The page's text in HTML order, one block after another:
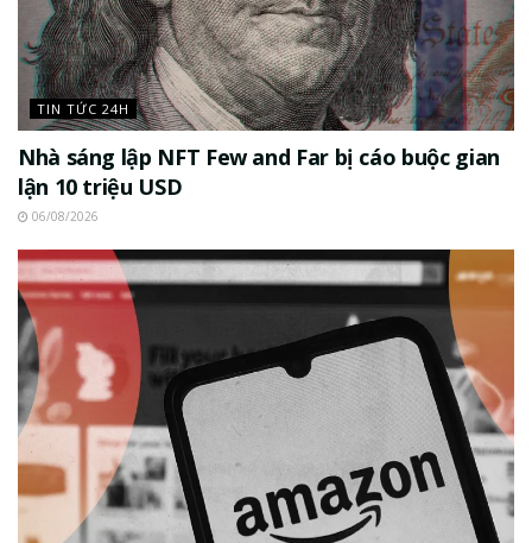
TIN TỨC 24H
Nhà sáng lập NFT Few and Far bị cáo buộc gian
lận 10 triệu USD
06/08/2026